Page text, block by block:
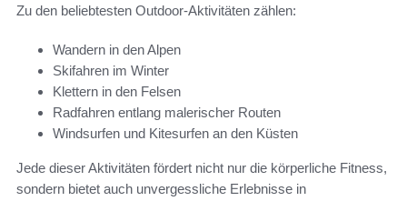
Zu den beliebtesten Outdoor-Aktivitäten zählen:
Wandern in den Alpen
Skifahren im Winter
Klettern in den Felsen
Radfahren entlang malerischer Routen
Windsurfen und Kitesurfen an den Küsten
Jede dieser Aktivitäten fördert nicht nur die körperliche Fitness,
sondern bietet auch unvergessliche Erlebnisse in